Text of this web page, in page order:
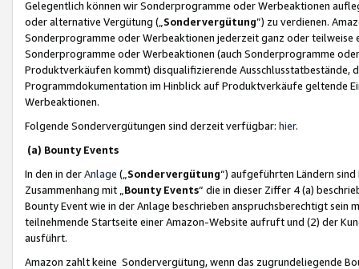
Gelegentlich können wir Sonderprogramme oder Werbeaktionen
oder alternative Vergütung („ Sondervergütung”) zu verdienen.
Sonderprogramme oder Werbeaktionen jederzeit ganz oder
Sonderprogramme oder Werbeaktionen (auch Sonderprogramme
Produktverkäufen kommt) disqualifizierende Ausschlusstatbestände,
Programmdokumentation im Hinblick auf Produktverkäufe geltende
Werbeaktionen.
Folgende Sondervergütungen sind derzeit verfügbar: hier.
(a) Bounty Events
In den in derAnlage („ Sondervergütung“) aufgeführten Ländern
Zusammenhang mit „ Bounty Events“ die in dieser Ziffer 4 (a)
Bounty Event wie in der Anlage beschrieben anspruchsberechtigt sein
teilnehmende Startseite einer Amazon-Website aufruft und (2) der
ausführt.
Amazon zahlt keine Sondervergütung, wenn das zugrundeliegende